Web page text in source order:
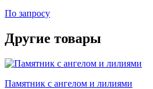
По запросу
Другие товары
Памятник с ангелом и лилиями